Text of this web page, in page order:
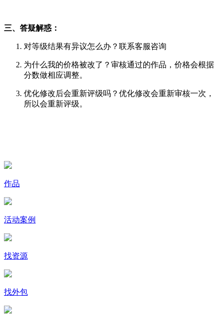
三、答疑解惑：
对等级结果有异议怎么办？联系客服咨询
为什么我的价格被改了？审核通过的作品，价格会根据
分数做相应调整。
优化修改后会重新评级吗？优化修改会重新审核一次，
所以会重新评级。
作品
活动案例
找资源
找外包